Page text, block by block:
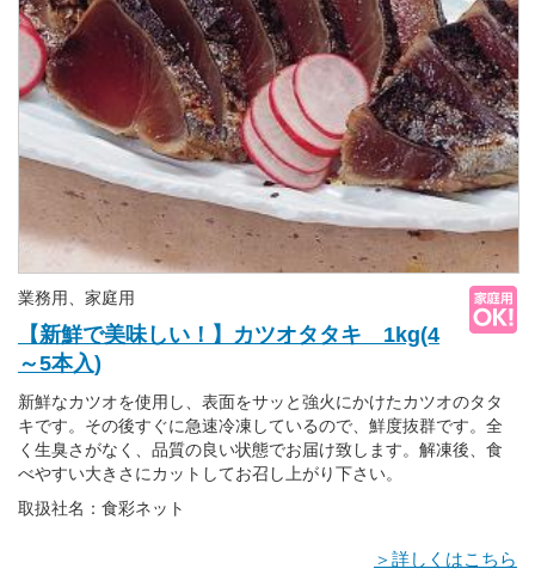
業務用、家庭用
【新鮮で美味しい！】カツオタタキ 1kg(4
～5本入)
新鮮なカツオを使用し、表面をサッと強火にかけたカツオのタタ
キです。その後すぐに急速冷凍しているので、鮮度抜群です。全
く生臭さがなく、品質の良い状態でお届け致します。解凍後、食
べやすい大きさにカットしてお召し上がり下さい。
取扱社名：食彩ネット
＞詳しくはこちら